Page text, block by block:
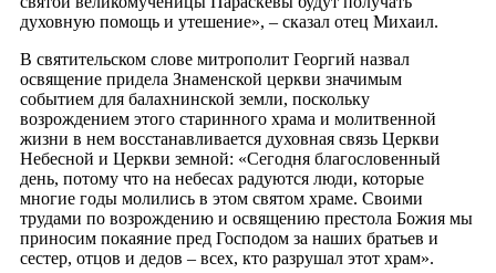
духовную помощь и утешение», – сказал отец Михаил.
В святительском слове митрополит Георгий назвал
освящение придела Знаменской церкви значимым
событием для балахнинской земли, поскольку
возрождением этого старинного храма и молитвенной
жизни в нем восстанавливается духовная связь Церкви
Небесной и Церкви земной: «Сегодня благословенный
день, потому что на небесах радуются люди, которые
многие годы молились в этом святом храме. Своими
трудами по возрождению и освящению престола Божия мы
приносим покаяние пред Господом за наших братьев и
сестер, отцов и дедов – всех, кто разрушал этот храм».